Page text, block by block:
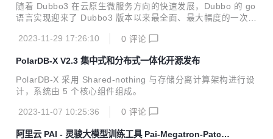
随着 Dubbo3 在云原生微服务方向的快速发展，Dubbo 的 go
语言实现迎来了 Dubbo3 版本以来最全面、最大幅度的一次升
测能力等。总的来说，新版本的 dubbo-go：
2023-11-29 17:26:10 0 评论
PolarDB-X V2.3 集中式和分布式一体化开源发布
PolarDB-X 采用 Shared-nothing 与存储分离计算架构进行设
计，系统由 5 个核心组件组成。
2023-11-07 10:25:36 0 评论
阿里云 PAI - 灵骏大模型训练工具 Pai-Megatron-Patch